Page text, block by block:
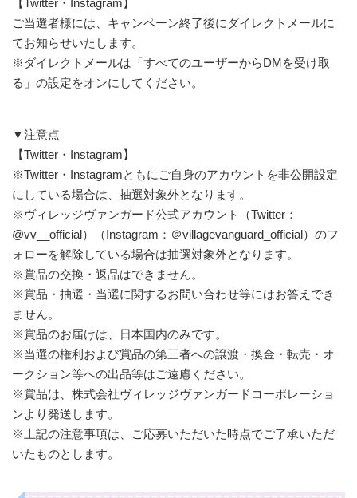
ご当選者様には、キャンペーン終了後にダイレクトメールに
てお知らせいたします。
※ダイレクトメールは「すべてのユーザーからDMを受け取
る」の設定をオンにしてください。
▼注意点
【Twitter・Instagram】
※Twitter・Instagramともにご自身のアカウントを非公開設定
にしている場合は、抽選対象外となります。
※ヴィレッジヴァンガード公式アカウント（Twitter：
@vv__official）（Instagram：＠villagevanguard_official）のフ
ォローを解除している場合は抽選対象外となります。
※賞品の交換・返品はできません。
※賞品・抽選・当選に関するお問い合わせ等にはお答えでき
ません。
※賞品のお届けは、日本国内のみです。
※当選の権利および賞品の第三者への譲渡・換金・転売・オ
ークション等への出品等はご遠慮ください。
※賞品は、株式会社ヴィレッジヴァンガードコーポレーショ
ンより発送します。
※上記の注意事項は、ご応募いただいた時点でご了承いただ
いたものとします。